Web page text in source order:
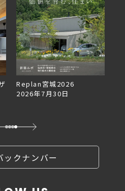
Replan宮城2026
2026年7月30日
クナンバー